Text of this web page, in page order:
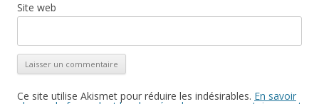
Site web
Ce site utilise Akismet pour réduire les indésirables. En savoir